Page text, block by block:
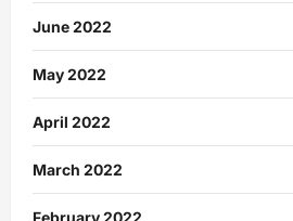
June 2022
May 2022
April 2022
March 2022
February 2022